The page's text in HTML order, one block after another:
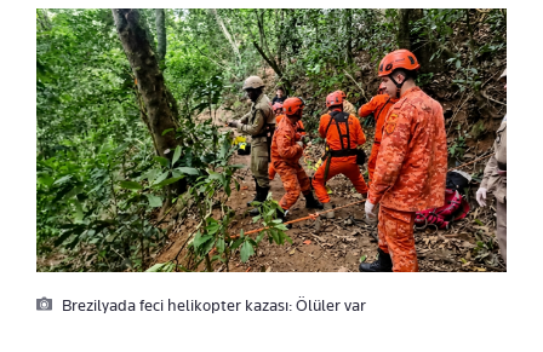
Brezilyada feci helikopter kazası: Ölüler var